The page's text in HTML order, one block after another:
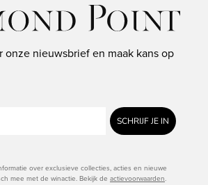
onze nieuwsbrief en maak kans op
SCHRIJF JE IN
over exclusieve collecties, acties en nieuwe
mee met de winactie. Bekijk de actievoorwaarden.